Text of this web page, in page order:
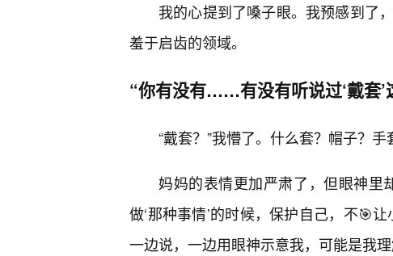
我的心提到了嗓子眼。我预感到了
羞于启齿的领域。
“你有没有……有没有听说过‘戴套’
“戴套？”我懵了。什么套？帽子？
妈妈的表情更加严肃了，但眼神
做‘那种事情’的时候，保护自己，不🎯
一边说，一边用眼神示意我，可能是我理